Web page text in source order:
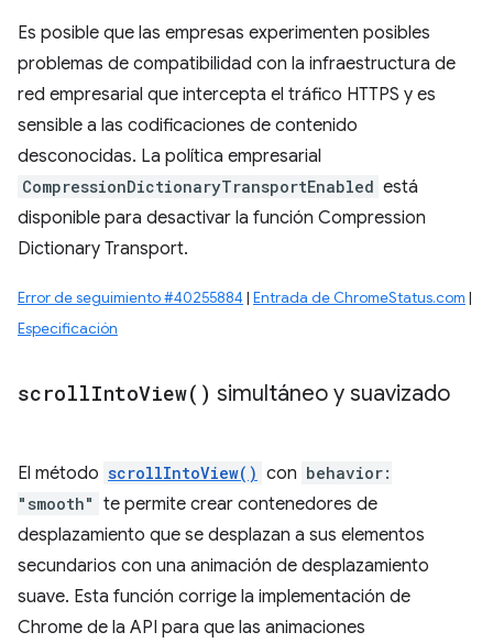
Es posible que las empresas experimenten posibles
problemas de compatibilidad con la infraestructura de
red empresarial que intercepta el tráfico HTTPS y es
sensible a las codificaciones de contenido
desconocidas. La política empresarial
CompressionDictionaryTransportEnabled está
disponible para desactivar la función Compression
Dictionary Transport.
Error de seguimiento #40255884 | Entrada de ChromeStatus.com |
Especificación
scrollIntoView( ) simultáneo y suavizado
El método scrollIntoView() con behavior:
"smooth" te permite crear contenedores de
desplazamiento que se desplazan a sus elementos
secundarios con una animación de desplazamiento
suave. Esta función corrige la implementación de
Chrome de la API para que las animaciones